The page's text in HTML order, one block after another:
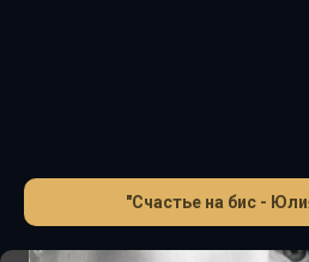
"Счастье на бис -